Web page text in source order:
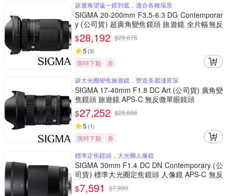
超廣角望遠一鏡到底，適合各種場景
SIGMA 20-200mm F3.5-6.3 DG Contemporar
y (公司貨) 超廣角變焦鏡頭 旅遊鏡 全片幅無反
微單眼鏡頭
$28,192 $29,675
5 (3)
限時下殺
券
超大光圈變焦旅遊鏡，營造美麗淺景深
SIGMA 17-40mm F1.8 DC Art (公司貨) 廣角變
焦鏡頭 旅遊鏡 APS-C 無反微單眼鏡頭
$27,252 $28,686
5 (1)
限時下殺
券
標準定焦鏡頭，大光圈人像鏡
SIGMA 30mm F1.4 DC DN Contemporary (公
司貨) 標準大光圈定焦鏡頭 人像鏡 APS-C 無反
微單眼專用鏡頭
$7,591 $7,990